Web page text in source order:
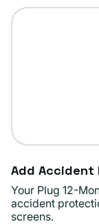
no
Add
Your Plug 12-
accident
screens.